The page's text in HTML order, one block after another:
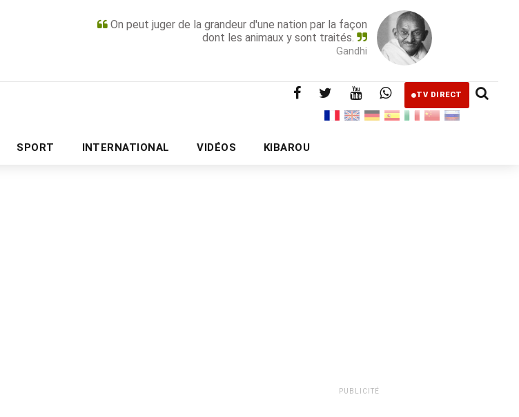
On peut juger de la grandeur d'une nation par la façon
dont les animaux y sont traités.
Gandhi
TV DIRECT
SPORT INTERNATIONAL VIDÉOS KIBAROU
PUBLICITÉ
PUBLICITÉ